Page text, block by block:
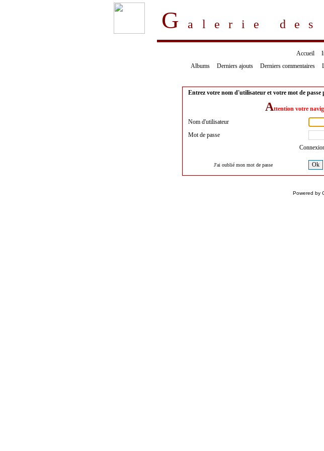
Galerie
Accueil
Albums
Derniers ajouts Derniers commentaires
Entrez votre nom d'utilisateur et votre mot de passe
Attention votre
Nom d'utilisateur
Mot de passe
J'ai oublié mon mot de passe Ok
Powered by